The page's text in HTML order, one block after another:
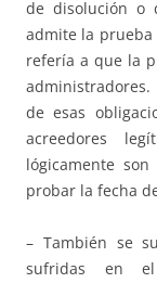
de disolución o
admite la prueba
refería a que la
de esas
acreedores
lógicamente
probar la fecha
– También se
sufridas en